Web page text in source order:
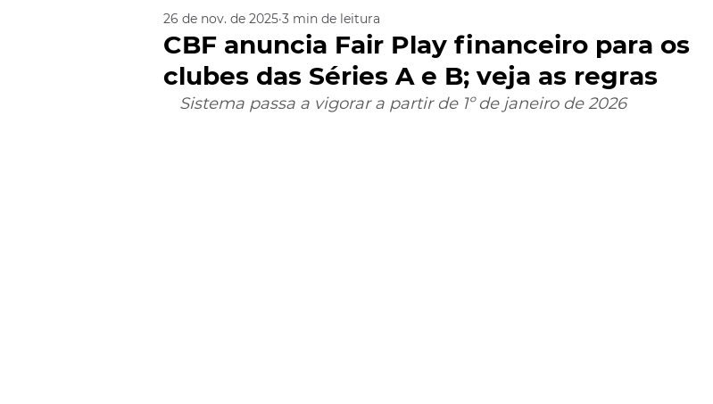
CBF anuncia Fair Play financeiro para os
clubes das Séries A e B; veja as regras
26 de nov. de 2025 3 min de leitura
Sistema passa a vigorar a partir de 1º de janeiro de 2026